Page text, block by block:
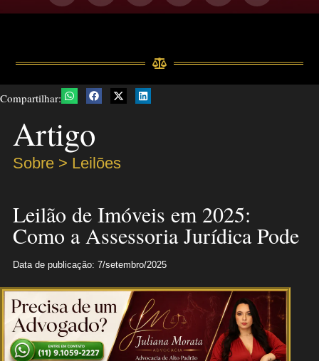
Compartilhar:
Artigo
Sobre > Leilões
Leilão de Imóveis em 2025:
Como a Assessoria Jurídica Pode
Data de publicação: 7/setembro/2025